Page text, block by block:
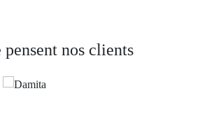
pensent nos clients